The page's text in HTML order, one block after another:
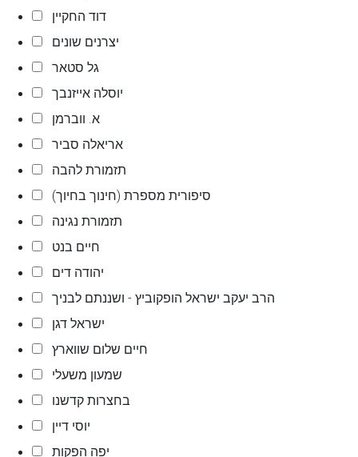
דוד החקיין
יצרנים שונים
גל סטאר
יוסלה אייזנבך
א. ווברמן
אריאלה סביר
תזמורת להבה
סיפורית מספרת (חינוך בחיוך)
תזמורת נגינה
חיים בנט
יהודה דים
הרב יעקב ישראל הופקוביץ - ושננתם לבניך
ישראל דגן
חיים שלום שווארץ
שמעון משעלי
בחצרות קדשנו
יוסי דיין
יפה הפקות